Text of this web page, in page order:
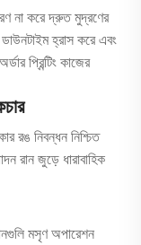
না করে দ্রুত মুদ্রণের
হ্রাস করে এবং
প্রিন্টিং কাজের
রঙ নিবন্ধন নিশ্চিত
রান জুড়ে ধারাবাহিক
মসৃণ অপারেশন